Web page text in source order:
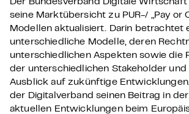
Der Bundesverband Digitale Wirtschaft
seine Marktübersicht zu PUR-/ „Pay or
Modellen aktualisiert. Darin betrachtet
unterschiedliche Modelle, deren
unterschiedlichen Aspekten sowie die
der unterschiedlichen Stakeholder und
Ausblick auf zukünftige
der Digitalverband seinen Beitrag in
aktuellen Entwicklungen beim